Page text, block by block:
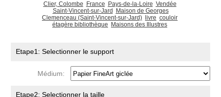
Clier, Colombe France Pays-de-la-Loire Vendée
Saint-Vincent-sur-Jard
Maison de Georges
Clemenceau (Saint-Vincent-sur-Jard)
livre couloir
étagère bibliothèque
Maisons des Illustres
Etape1: Selectionner le support
Médium:
Etape2: Selectionner la taille